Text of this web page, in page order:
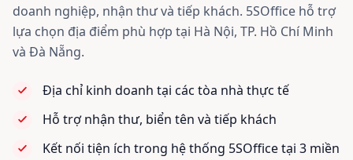
doanh nghiệp, nhận thư và tiếp khách. 5SOffice hỗ trợ
lựa chọn địa điểm phù hợp tại Hà Nội, TP. Hồ Chí Minh
và Đà Nẵng.
Địa chỉ kinh doanh tại các tòa nhà thực tế
Hỗ trợ nhận thư, biển tên và tiếp khách
Kết nối tiện ích trong hệ thống 5SOffice tại 3 miền